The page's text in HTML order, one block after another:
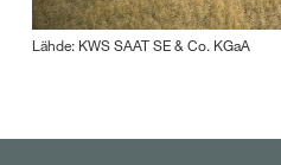
Lähde: KWS SAAT SE & Co. KGaA